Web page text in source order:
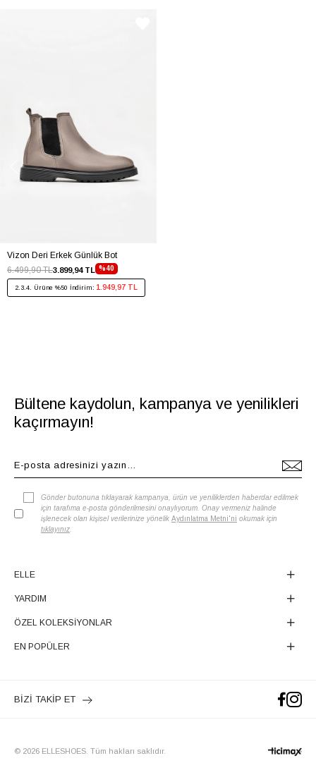
Vizon Deri Erkek Günlük Bot
%40
3.899,94 TL
6.499,90 TL
2.3.4. Ürüne %50 İndirim: 1.949,97 TL
Bültene kaydolun, kampanya ve yenilikleri
kaçırmayın!
Gönder butonuna tıklayarak kampanya, ürün ve yeniliklerden haberdar edilmek
için tarafıma e-posta gönderilmesini onaylıyorum. Onay vermeniz halinde
işlenecek olan kişisel verilerinize yönelik Aydınlatma Metni'ni okumak için
tıklayınız
ELLE
YARDIM
ÖZEL KOLEKSİYONLAR
EN POPÜLER
BİZİ TAKİP ET
© 2026 ELLESHOES. Tüm hakları saklıdır.